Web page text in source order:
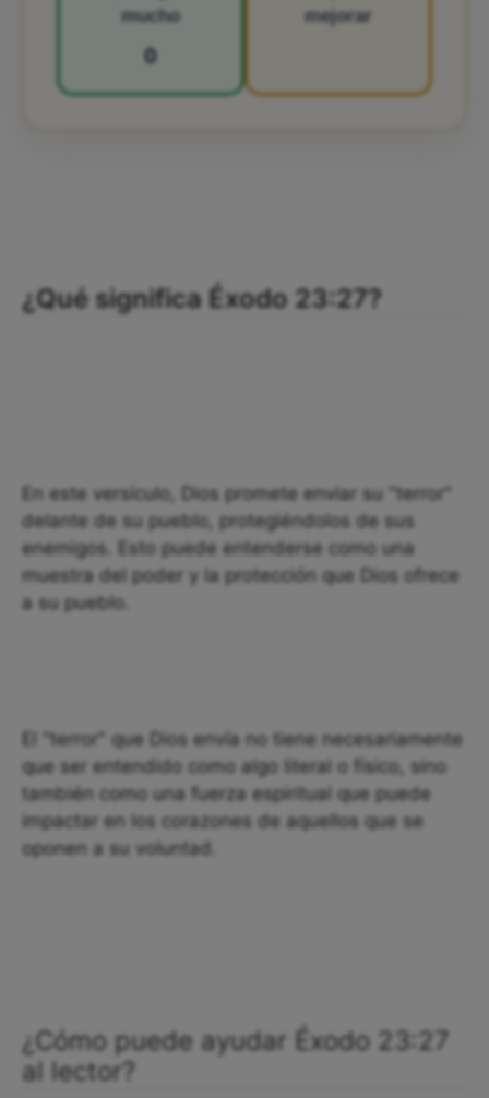
mucho
0
mejorar
¿Qué significa Éxodo 23:27?
En este versículo, Dios promete enviar su "terror"
delante de su pueblo, protegiéndolos de sus
enemigos. Esto puede entenderse como una
muestra del poder y la protección que Dios ofrece
a su pueblo.
El "terror" que Dios envía no tiene necesariamente
que ser entendido como algo literal o físico, sino
también como una fuerza espiritual que puede
impactar en los corazones de aquellos que se
oponen a su voluntad.
¿Cómo puede ayudar Éxodo 23:27
al lector?